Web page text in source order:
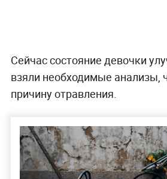
Сейчас состояние девочки
взяли необходимые анализы,
причину отравления.